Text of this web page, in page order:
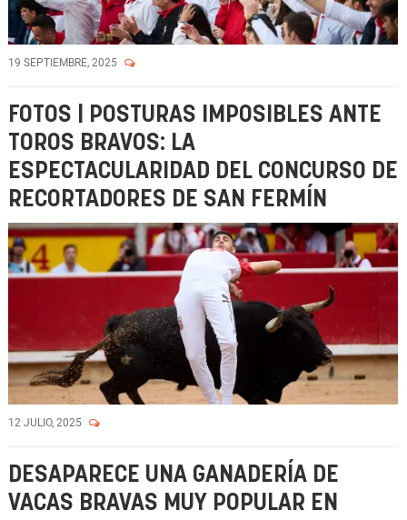
19 SEPTIEMBRE, 2025
FOTOS | POSTURAS IMPOSIBLES ANTE
TOROS BRAVOS: LA
ESPECTACULARIDAD DEL CONCURSO DE
RECORTADORES DE SAN FERMÍN
12 JULIO, 2025
DESAPARECE UNA GANADERÍA DE
VACAS BRAVAS MUY POPULAR EN